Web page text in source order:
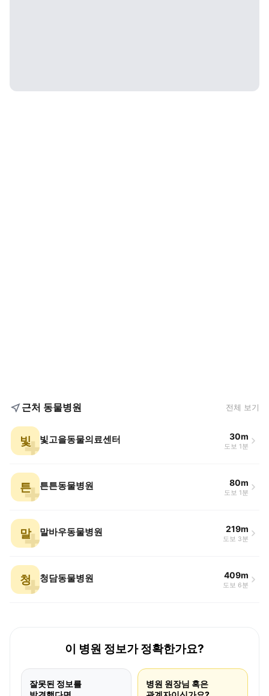
근처 동물병원 전체 보기
빛 빛고을동물의료센터 30m
도보 1분
튼 튼튼동물병원 80m
도보 1분
말 말바우동물병원 219m
도보 3분
청 청담동물병원 409m
도보 6분
이 병원 정보가 정확한가요?
잘못된 정보를
병원 원장님 혹은